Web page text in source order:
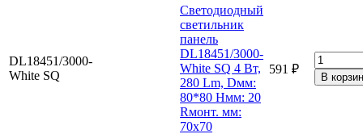
DL18451/3000-
White SQ
Светодиодный
светильник
панель
DL18451/3000-
White SQ 4 Вт,
280 Lm, Dмм:
80*80 Hмм: 20
Rмонт. мм:
70х70
591 ₽